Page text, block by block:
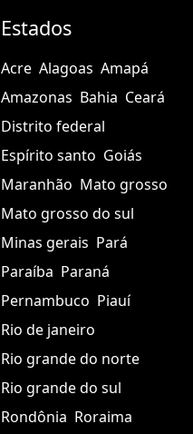
Estados
Acre Alagoas Amapá
Amazonas Bahia Ceará
Distrito federal
Espírito santo Goiás
Maranhão Mato grosso
Mato grosso do sul
Minas gerais Pará
Paraíba Paraná
Pernambuco Piauí
Rio de janeiro
Rio grande do norte
Rio grande do sul
Rondônia Roraima